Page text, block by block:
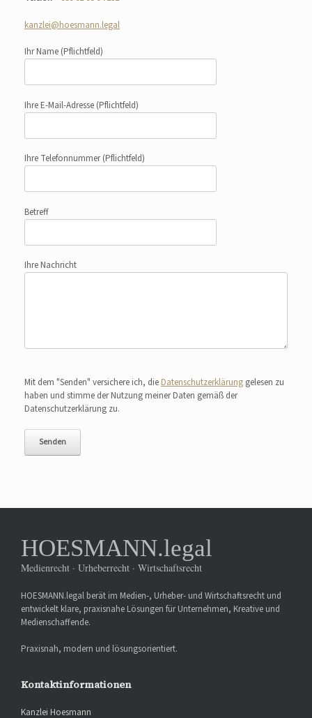
kanzlei@hoesmann.legal
Ihr Name (Pflichtfeld)
Ihre E-Mail-Adresse (Pflichtfeld)
Ihre Telefonnummer(Pflichtfeld)
Betreff
Ihre Nachricht
Mit dem "Senden" versichere ich, die Datenschutzerklärung gelesen zu
haben und stimme der Nutzung meiner Daten gemäß der
Datenschutzerklärung zu.
HOESMANN.legal
Medienrecht · Urheberrecht · Wirtschaftsrecht
HOESMANN.legal berät im Medien-, Urheber- und Wirtschaftsrecht und
entwickelt klare, praxisnahe Lösungen für Unternehmen, Kreative und
Medienschaffende.
Praxisnah, modern und lösungsorientiert.
Kontaktinformationen
Kanzlei Hoesmann